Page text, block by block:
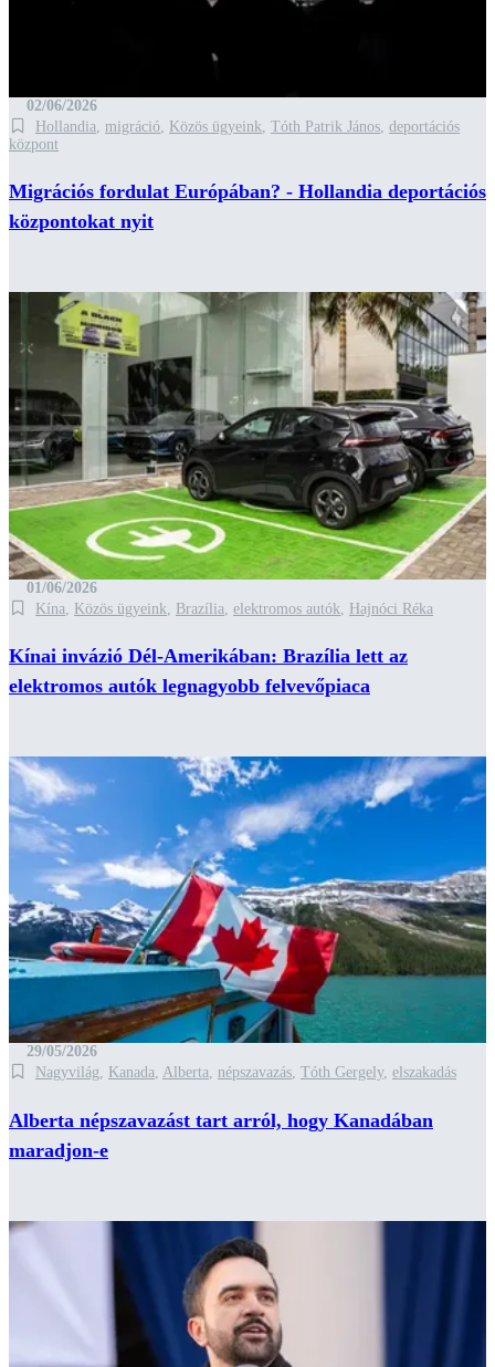
02/06/2026
Hollandia, migráció, Közös ügyeink, Tóth Patrik János, deportációs
központ
Migrációs fordulat Európában? - Hollandia deportációs
központokat nyit
01/06/2026
Kína
Közös ügyeink Brazília elektromos autók Hajnóci Réka
Kínai invázió Dél-Amerikában: Brazília lett az
elektromos autók legnagyobb felvevőpiaca
29/05/2026
Nagyvilág, Kanada, Alberta, népszavazás, Tóth Gergely, elszakadás
Alberta népszavazást tart arról, hogy Kanadában
maradjon-e